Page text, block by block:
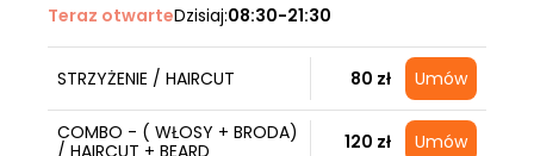
Teraz otwarteDzisiaj:08:30-21:30
STRZYŻENIE / HAIRCUT 80 zł Umów
COMBO - ( WŁOSY + BRODA)
/ HAIRCUT + BEARD
120 zł Umów